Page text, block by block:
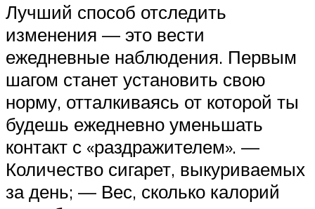
Лучший способ отследить
изменения — это вести
ежедневные наблюдения. Первым
шагом станет установить свою
норму, отталкиваясь от которой ты
будешь ежедневно уменьшать
контакт с «раздражителем». —
Количество сигарет, выкуриваемых
за день; — Вес, сколько калорий